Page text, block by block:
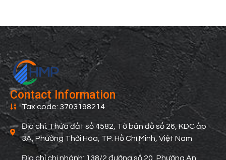
Contact Information
Tax code: 3703198214
Địa chỉ: Thửa đất số 4582, Tờ bản đồ số 26, KDC ấp
3A, Phường Thới Hòa, TP. Hồ Chí Minh, Việt Nam
Địa chỉ chi nhánh: 138/2 đường số 20, Phường An